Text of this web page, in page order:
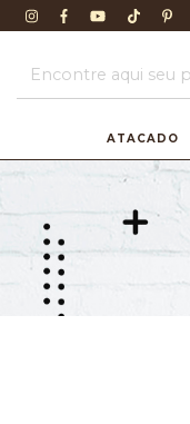
ATACADO